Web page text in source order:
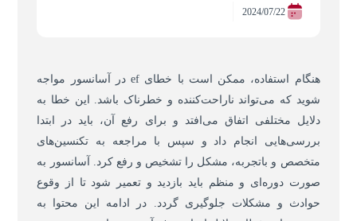
2024/07/22
هنگام استفاده، ممکن است با خطای ef در آسانسور مواجه
شوید که می‌تواند ناراحت‌کننده و خطرناک باشد. این خطا به
دلایل مختلفی اتفاق می‌افتد و برای رفع آن، باید در ابتدا
بررسی‌هایی انجام داد و سپس با مراجعه به تکنسین‌های
متخصص و باتجربه، مشکل را تشخیص و رفع کرد. آسانسور به
صورت دوره‌ای و منظم باید بازدید و تعمیر شود تا از وقوع
حوادث و مشکلات جلوگیری گردد. در ادامه این محتوا به